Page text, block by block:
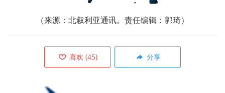
（来源： 北叙利亚通讯。责任编辑：郭琦）
喜欢 (45) 分享